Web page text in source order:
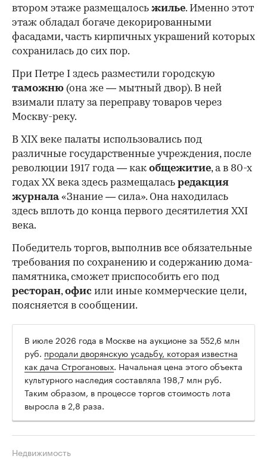
втором этаже размещалось жилье. Именно этот
этаж обладал богаче декорированными
фасадами, часть кирпичных украшений которых
сохранилась до сих пор.
При Петре I здесь разместили городскую
таможню (она же — мытный двор). В ней
взимали плату за переправу товаров через
Москву-реку.
В XIX веке палаты использовались под
различные государственные учреждения, после
революции 1917 года — как общежитие, а в 80-х
годах XX века здесь размещалась редакция
журнала«Знание — сила». Она находилась
здесь вплоть до конца первого десятилетия XXI
века.
Победитель торгов, выполнив все обязательные
требования по сохранению и содержанию дома-
памятника, сможет приспособить его под
ресторан,офис или иные коммерческие цели,
поясняется в сообщении.
В июле 2026 года в Москве на аукционе за 552,6 млн
руб. продали дворянскую усадьбу, которая известна
как дача Строгановых. Начальная цена этого объекта
культурного наследия составляла 198,7 млн руб.
Таким образом, в процессе торгов стоимость лота
выросла в 2,8 раза.
Недвижимость